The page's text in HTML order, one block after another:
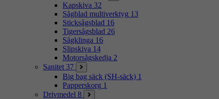
Kapskiva 32
Sågblad multiverktyg 13
Sticksågsblad 16
Tigersågsblad 26
Sågklinga 16
Slipskiva 14
Motorsågskedja 2
Sanitet 37
Big bag säck (SH-säck) 1
Papperskorg 1
Drivmedel 8